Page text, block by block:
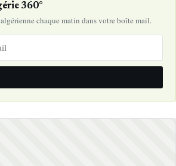
360°
chaque matin dans votre boîte mail.